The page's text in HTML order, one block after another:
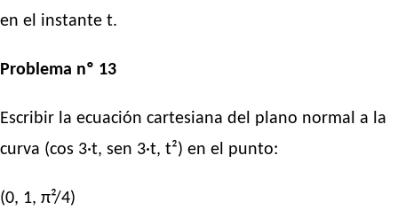
en el instante t.
Problema nº 13
Escribir la ecuación cartesiana del plano normal a la
curva (cos 3·t, sen 3·t, t²) en el punto:
(0, 1, π²/4)